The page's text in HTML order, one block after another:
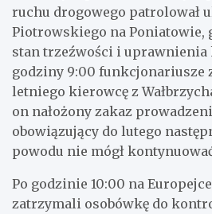
ruchu drogowego patrolował
Piotrowskiego na Poniatowie,
stan trzeźwości i uprawnienia
godziny 9:00 funkcjonariusze
letniego kierowcę z
on nałożony zakaz
obowiązujący do lutego
powodu nie mógł
Po godzinie 10:00 na
zatrzymali osobówkę do